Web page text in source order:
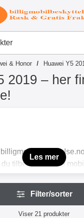
Startsiden
& Honor Huawei Y5
2019 – her
Les mer
tilbehør til både
har vi også tilbehør
(AMN-LX9) på
og
produkter du alltid
Filter/sorter
Viser 21 produkter